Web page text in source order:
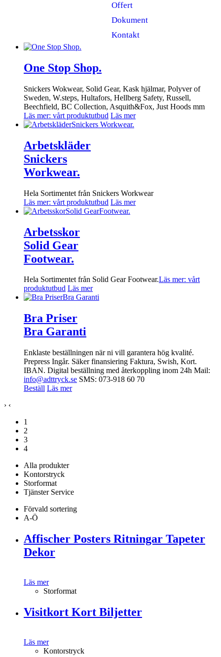
Offert
Dokument
Kontakt
One Stop Shop.
Snickers Wokwear, Solid Gear, Kask hjälmar, Polyver of
Sweden, W.steps, Hultafors, Hellberg Safety, Russell,
Beechfield, BC Collection, Asquith&Fox, Just Hoods mm
Läs mer: vårt produktutbud Läs mer
Arbetskläder
Snickers
Workwear.
Hela Sortimentet från Snickers Workwear
Läs mer: vårt produktutbud Läs mer
Arbetsskor
Solid Gear
Footwear.
Hela Sortimentet från Solid Gear Footwear.Läs mer: vårt
produktutbud Läs mer
Bra Priser
Bra Garanti
Enklaste beställningen när ni vill garantera hög kvalité.
Prepress Ingår. Säker finansiering Faktura, Swish, Kort.
IBAN. Digital beställning med återkoppling inom 24h Mail:
info@adttryck.se SMS: 073-918 60 70
Beställ Läs mer
› ‹
1
2
3
4
Alla produkter
Kontorstryck
Storformat
Tjänster Service
Förvald sortering
A-Ö
Affischer Posters Ritningar Tapeter
Dekor
Läs mer
Storformat
Visitkort Kort Biljetter
Läs mer
Kontorstryck